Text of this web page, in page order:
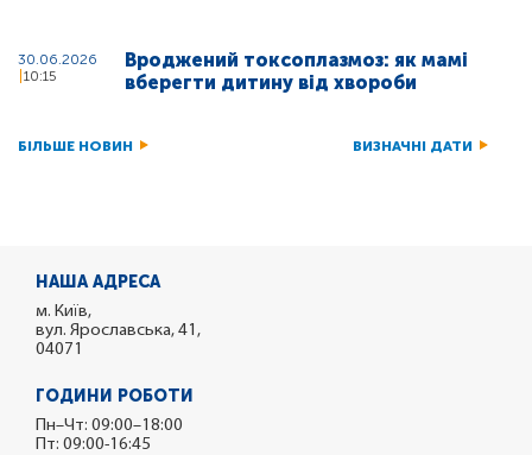
30.06.2026
10:15
Вроджений токсоплазмоз: як мамі
вберегти дитину від хвороби
БІЛЬШЕ НОВИН ВИЗНАЧНІ ДАТИ
НАША АДРЕСА
м. Київ,
вул. Ярославська, 41,
04071
ГОДИНИ РОБОТИ
Пн–Чт: 09:00–18:00
Пт: 09:00-16:45